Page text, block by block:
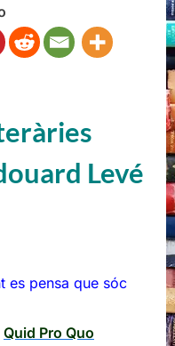
Levé
es pensa que sóc
Quid Pro Quo